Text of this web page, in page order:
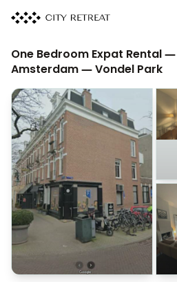
One Bedroom Expat Rental —
Amsterdam — Vondel Park